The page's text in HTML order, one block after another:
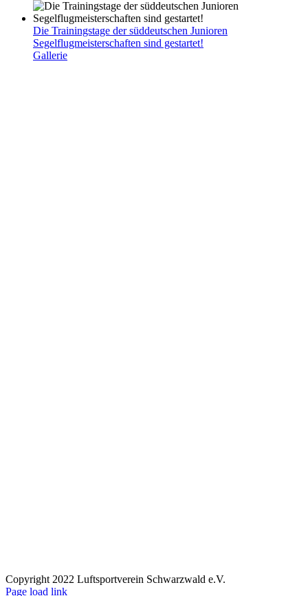
Die Trainingstage der süddeutschen Junioren
Segelflugmeisterschaften sind gestartet!
Gallerie
Copyright 2022 Luftsportverein Schwarzwald e.V.
Page load link